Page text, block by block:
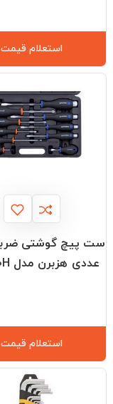
استعلام قیمت
عددی هزبرن مدل 1249010H
استعلام قیمت